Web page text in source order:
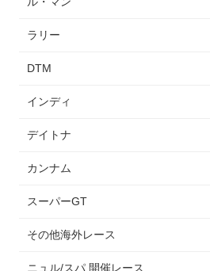
ラリー
DTM
インディ
デイトナ
カンナム
スーパーGT
その他海外レース
ニュル/スパ 開催レース